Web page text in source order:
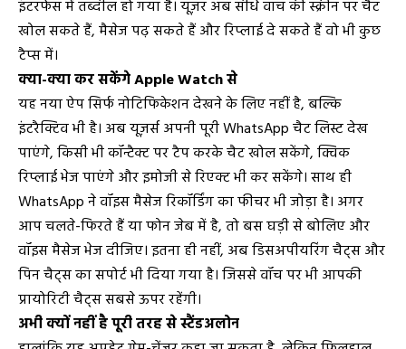
इंटरफेस में तब्दील हो गया है। यूज़र अब सीधे वॉच की स्क्रीन पर चैट
खोल सकते हैं, मैसेज पढ़ सकते हैं और रिप्लाई दे सकते हैं वो भी कुछ
टैप्स में।
क्या-क्या कर सकेंगे Apple Watch से
यह नया ऐप सिर्फ नोटिफिकेशन देखने के लिए नहीं है, बल्कि
इंटरैक्टिव भी है। अब यूज़र्स अपनी पूरी WhatsApp चैट लिस्ट देख
पाएंगे, किसी भी कॉन्टैक्ट पर टैप करके चैट खोल सकेंगे, क्विक
रिप्लाई भेज पाएंगे और इमोजी से रिएक्ट भी कर सकेंगे। साथ ही
WhatsApp ने वॉइस मैसेज रिकॉर्डिंग का फीचर भी जोड़ा है। अगर
आप चलते-फिरते हैं या फोन जेब में है, तो बस घड़ी से बोलिए और
वॉइस मैसेज भेज दीजिए। इतना ही नहीं, अब डिसअपीयरिंग चैट्स और
पिन चैट्स का सपोर्ट भी दिया गया है। जिससे वॉच पर भी आपकी
प्रायोरिटी चैट्स सबसे ऊपर रहेंगी।
अभी क्यों नहीं है पूरी तरह से स्टैंडअलोन